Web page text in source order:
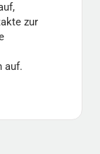
zur
auf.